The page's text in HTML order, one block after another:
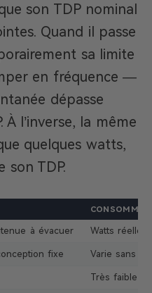
son TDP nominal
Quand il passe
sa limite
en fréquence —
dépasse
l’inverse, la même
quelques watts,
son TDP.
à évacuer Watts
fixe Varie sans
Très faible